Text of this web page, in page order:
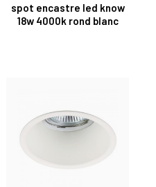
spot encastre led know
18w 4000k rond blanc